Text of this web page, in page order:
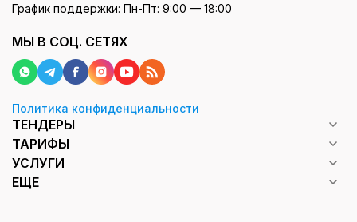
График поддержки: Пн-Пт: 9:00 — 18:00
МЫ В СОЦ. СЕТЯХ
Политика конфиденциальности
ТЕНДЕРЫ
ТАРИФЫ
УСЛУГИ
ЕЩЕ